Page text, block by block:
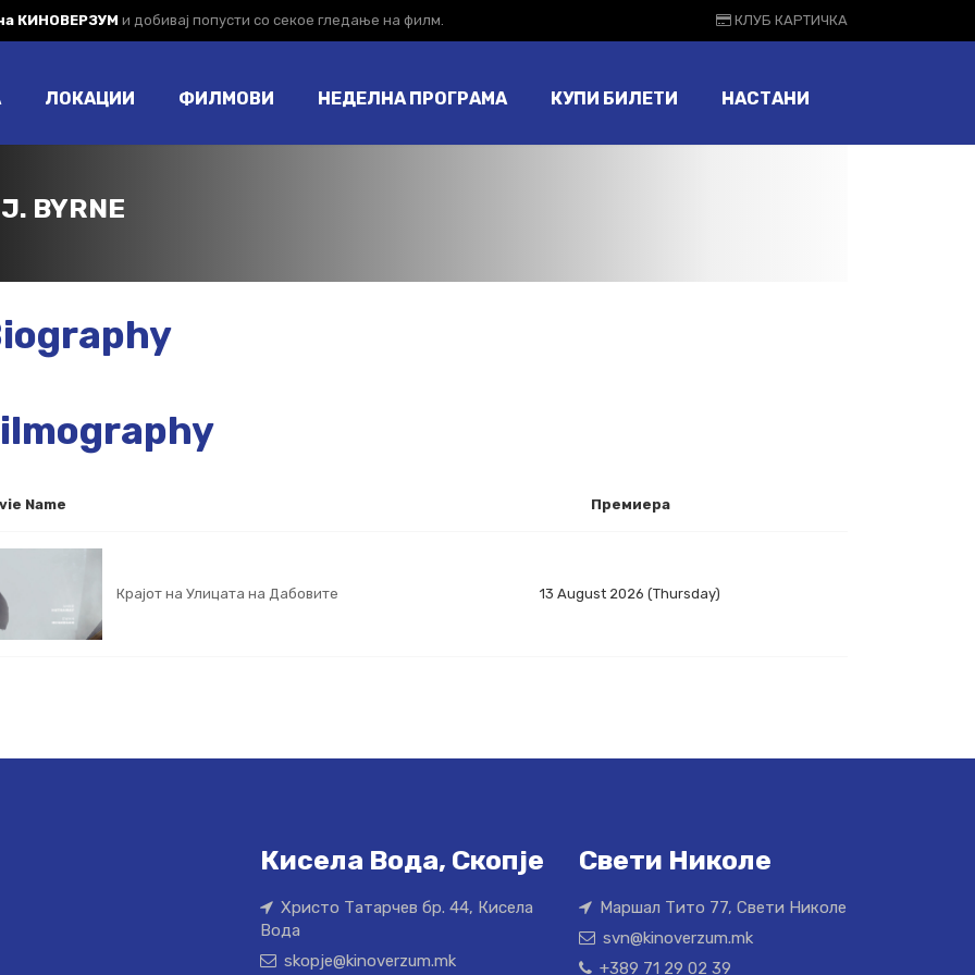
КИНОВЕРЗУМ и добивај попусти со секое гледање на филм. КЛУБ КАРТИЧКА
ЛОКАЦИИ ФИЛМОВИ НЕДЕЛНА ПРОГРАМА КУПИ БИЛЕТИ НАСТАНИ
BYRNE
Name Премиера
Крајот на Улицата на Дабовите 13 August 2026 (Thursday)
Кисела Вода, Скопје
Христо Татарчев бр. 44, Кисела
Вода
skopje@kinoverzum.mk
Свети Николе
Маршал Тито 77, Свети Николе
svn@kinoverzum.mk
+389 71 29 02 39